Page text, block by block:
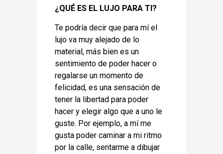
¿QUÉ ES EL LUJO PARA TI?
Te podría decir que para mí el
lujo va muy alejado de lo
material, más bien es un
sentimiento de poder hacer o
regalarse un momento de
felicidad, es una sensación de
tener la libertad para poder
hacer y elegir algo que a uno le
guste. Por ejemplo, a mí me
gusta poder caminar a mi ritmo
por la calle, sentarme a dibujar